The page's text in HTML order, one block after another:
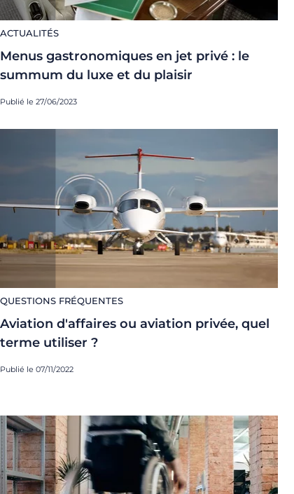
ACTUALITÉS
Menus gastronomiques en jet privé : le
summum du luxe et du plaisir
Publié le 27/06/2023
QUESTIONS FRÉQUENTES
Aviation d'affaires ou aviation privée, quel
terme utiliser ?
Publié le 07/11/2022